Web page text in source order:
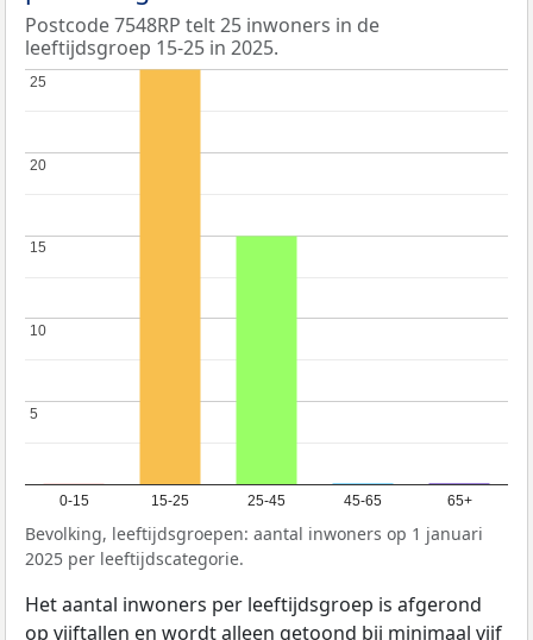
Postcode 7548RP telt 25 inwoners in de
leeftijdsgroep 15-25 in 2025.
0-15 15-25 25-45 45-65 65+
5
5
10
10
15
15
20
20
25
25
Bevolking, leeftijdsgroepen: aantal inwoners op 1 januari
2025 per leeftijdscategorie.
Het aantal inwoners per leeftijdsgroep is afgerond
op vijftallen en wordt alleen getoond bij minimaal vijf